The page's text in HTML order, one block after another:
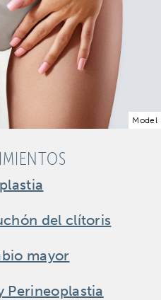
Model
del clítoris
mayor
Perineoplastia